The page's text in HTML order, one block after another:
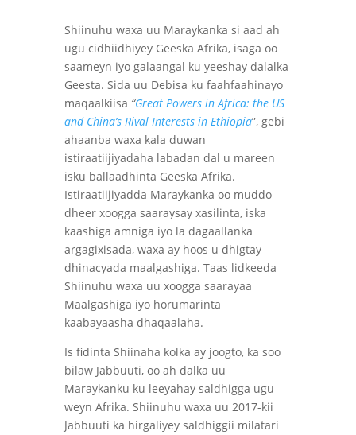
Shiinuhu waxa uu Maraykanka si aad ah
ugu cidhiidhiyey Geeska Afrika, isaga oo
saameyn iyo galaangal ku yeeshay dalalka
Geesta. Sida uu Debisa ku faahfaahinayo
maqaalkiisa “Great Powers in Africa: the US
and China’s Rival Interests in Ethiopia”, gebi
ahaanba waxa kala duwan
istiraatiijiyadaha labadan dal u mareen
isku ballaadhinta Geeska Afrika.
Istiraatiijiyadda Maraykanka oo muddo
dheer xoogga saaraysay xasilinta, iska
kaashiga amniga iyo la dagaallanka
argagixisada, waxa ay hoos u dhigtay
dhinacyada maalgashiga. Taas lidkeeda
Shiinuhu waxa uu xoogga saarayaa
Maalgashiga iyo horumarinta
kaabayaasha dhaqaalaha.
Is fidinta Shiinaha kolka ay joogto, ka soo
bilaw Jabbuuti, oo ah dalka uu
Maraykanku ku leeyahay saldhigga ugu
weyn Afrika. Shiinuhu waxa uu 2017-kii
Jabbuuti ka hirgaliyey saldhiggii milatari